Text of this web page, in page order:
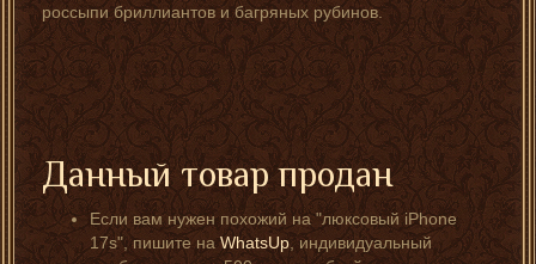
россыпи бриллиантов и багряных рубинов.
Данный товар продан
Если вам нужен похожий на "люксовый iPhone
17s", пишите наWhatsUp, индивидуальный